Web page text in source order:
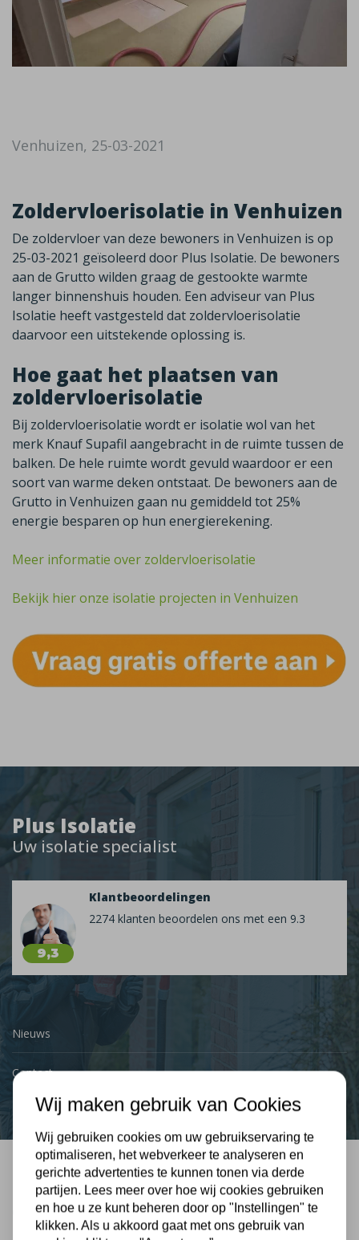
Plus Isolatie
Uw isolatie specialist
9,3
Klantbeoordelingen
2274 klanten beoordelen ons met een 9.3
Nieuws
Contact
Bel mij terug
Gratis, vrijblijvend advies
Venhuizen, 25-03-2021
Zoldervloerisolatie in Venhuizen
De zoldervloer van deze bewoners in Venhuizen is op
25-03-2021 geïsoleerd door Plus Isolatie. De bewoners
aan de Grutto wilden graag de gestookte warmte
langer binnenshuis houden. Een adviseur van Plus
Isolatie heeft vastgesteld dat zoldervloerisolatie
daarvoor een uitstekende oplossing is.
Hoe gaat het plaatsen van
zoldervloerisolatie
Bij zoldervloerisolatie wordt er isolatie wol van het
merk Knauf Supafil aangebracht in de ruimte tussen de
balken. De hele ruimte wordt gevuld waardoor er een
soort van warme deken ontstaat. De bewoners aan de
Grutto in Venhuizen gaan nu gemiddeld tot 25%
energie besparen op hun energierekening.
Meer informatie over zoldervloerisolatie
Bekijk hier onze isolatie projecten in Venhuizen
Wij maken gebruik van Cookies
Wij gebruiken cookies om uw gebruikservaring te
optimaliseren, het webverkeer te analyseren en
gerichte advertenties te kunnen tonen via derde
partijen. Lees meer over hoe wij cookies gebruiken
en hoe u ze kunt beheren door op "Instellingen" te
klikken. Als u akkoord gaat met ons gebruik van